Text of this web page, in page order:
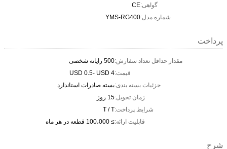
گواهی:CE
شماره مدل:YMS-RG400
پرداخت
مقدار حداقل تعداد سفارش:500 رایانه شخصی
قیمت:USD 0.5- USD 4
جزئیات بسته بندی:بسته صادرات استاندارد
زمان تحویل:15 روز
شرایط پرداخت:T / T
قابلیت ارائه:≥ 100،000 قطعه در هر ماه
شرح